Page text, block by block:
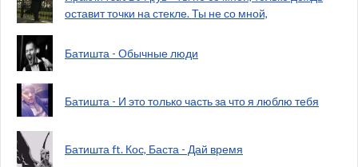
оставит точки на стекле. Ты не со мной,
Батишта - Обычные люди
Батишта - И это только часть за что я люблю тебя
Батишта ft. Кос, Баста - Дай время